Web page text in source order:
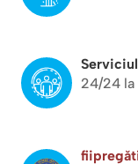
24/24 la